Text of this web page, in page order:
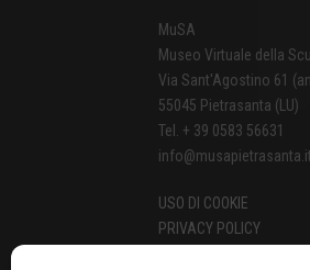
MuSA
Museo Virtuale della
Via Sant'Agostino 61
55045 Pietrasanta (LU)
Tel. + 39 0583 56631
info@musapietrasanta.it
USO DI COOKIE
PRIVACY POLICY